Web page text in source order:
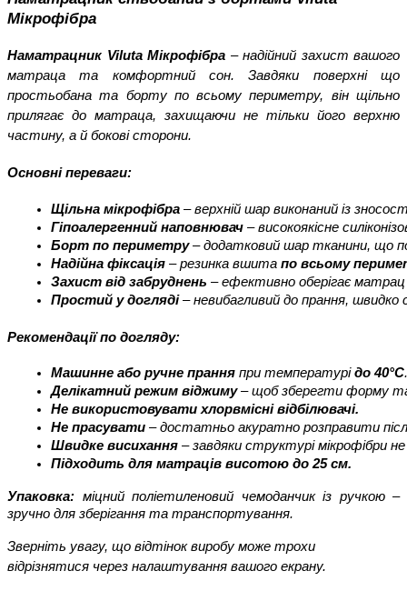
Мікрофібра
Наматрацник Viluta Мікрофібра – надійний захист вашого
матраца та комфортний сон. Завдяки поверхні що
простьобана та борту по всьому периметру, він щільно
прилягає до матраца, захищаючи не тільки його верхню
частину, а й бокові сторони.
Основні переваги:
Щільна мікрофібра – верхній шар виконаний із
Гіпоалергенний наповнювач – високоякісне
Борт по периметру – додатковий шар тканини, що
Надійна фіксація – резинка вшита по всьому
Захист від забруднень – ефективно оберігає матрац
Простий у догляді – невибагливий до прання, швидко
Рекомендації по догляду:
Машинне або ручне прання при температурі до 40°C.
Делікатний режим віджиму – щоб зберегти форму
Не використовувати хлорвмісні відбілювачі.
Не прасувати – достатньо акуратно розправити
Швидке висихання – завдяки структурі мікрофібри
Підходить для матраців висотою до 25 см.
Упаковка: міцний поліетиленовий чемоданчик із ручкою –
зручно для зберігання та транспортування.
Зверніть увагу, що відтінок виробу може трохи
відрізнятися через налаштування вашого екрану.